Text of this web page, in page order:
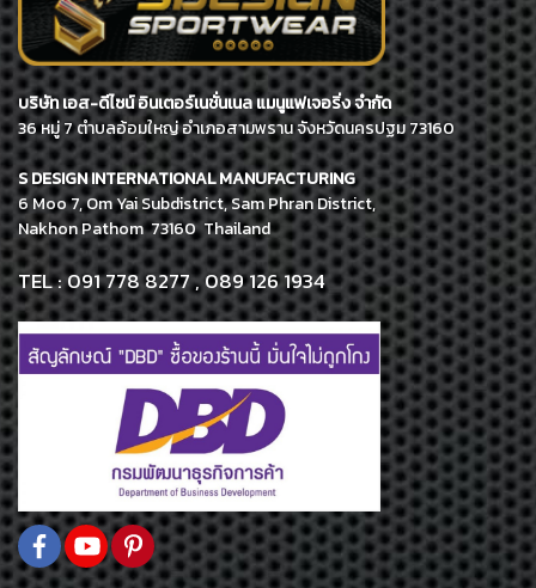
บริษัท เอส-ดีไซน์ อินเตอร์เนชั่นเนล แมนูแฟเจอริ่ง จำกัด
36 หมู่ 7 ตำบลอ้อมใหญ่ อำเภอสามพราน จังหวัดนครปฐม 73160
S DESIGN INTERNATIONAL MANUFACTURING
6 Moo 7, Om Yai Subdistrict, Sam Phran District,
Nakhon Pathom 73160 Thailand
TEL : 091 778 8277 , 089 126 1934